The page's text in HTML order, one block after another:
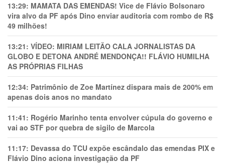
13:29: MAMATA DAS EMENDAS! Vice de Flávio Bolsonaro
vira alvo da PF após Dino enviar auditoria com rombo de R$
49 milhões!
13:21: VÍDEO: MIRIAM LEITÃO CALA JORNALISTAS DA
GLOBO E DETONA ANDRÉ MENDONÇA!! FLÁVIO HUMILHA
AS PRÓPRIAS FILHAS
12:34: Patrimônio de Zoe Martínez dispara mais de 200% em
apenas dois anos no mandato
11:41: Rogério Marinho tenta envolver cúpula do governo e
vai ao STF por quebra de sigilo de Marcola
11:17: Devassa do TCU expõe escândalo das emendas PIX e
Flávio Dino aciona investigação da PF